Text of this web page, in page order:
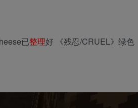
已整理好 《残忍/CRUEL》绿色